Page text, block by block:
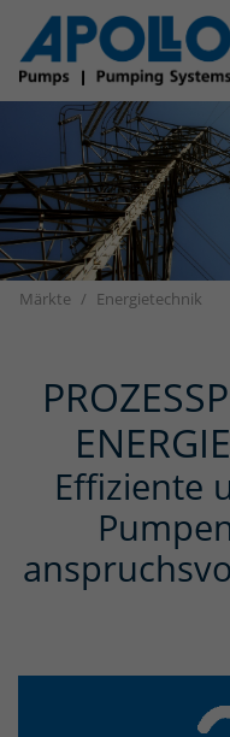
Direkt zur Hauptnavigation
Direkt zum Inhalt springen
Märkte Energietechnik
Effiziente